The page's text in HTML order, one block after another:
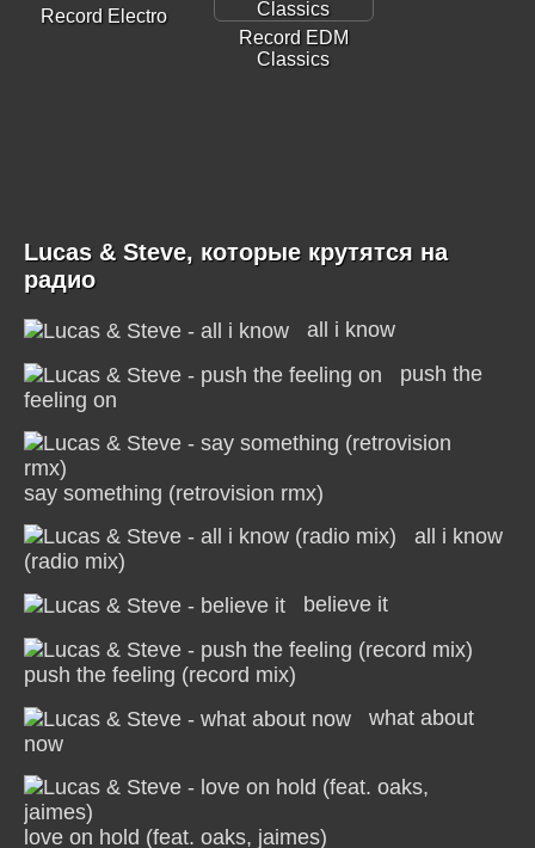
Record Electro
Record EDM
Classics
Lucas & Steve, которые крутятся на
радио
all i know
push the
feeling on
say something (retrovision rmx)
all i know
(radio mix)
believe it
push the feeling (record mix)
what about
now
love on hold (feat. oaks, jaimes)